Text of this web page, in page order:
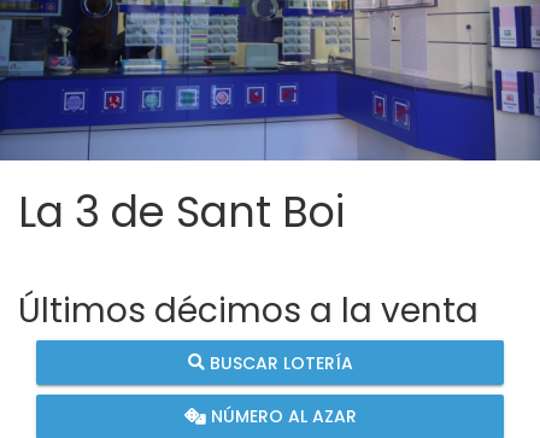
La 3 de Sant Boi
Últimos décimos a la venta
BUSCAR LOTERÍA
NÚMERO AL AZAR